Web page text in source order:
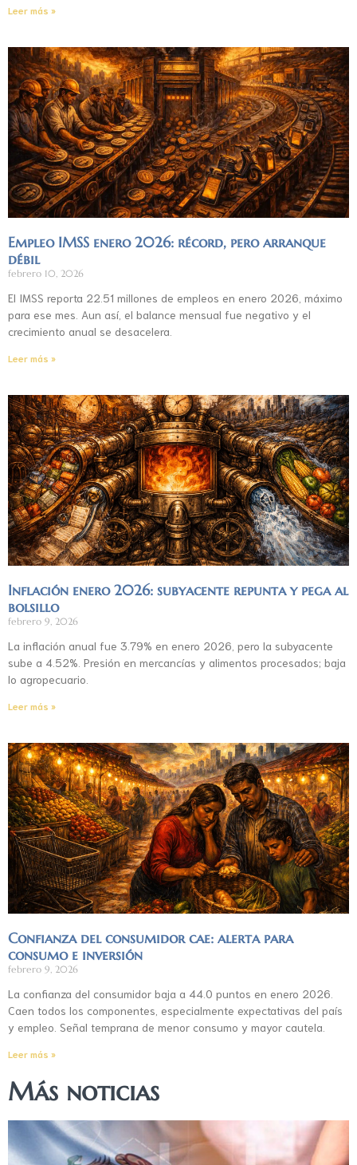
Leer más »
Empleo IMSS enero 2026: récord, pero arranque
débil
febrero 10, 2026
El IMSS reporta 22.51 millones de empleos en enero 2026, máximo
para ese mes. Aun así, el balance mensual fue negativo y el
crecimiento anual se desacelera.
Leer más »
Inflación enero 2026: subyacente repunta y pega al
bolsillo
febrero 9, 2026
La inflación anual fue 3.79% en enero 2026, pero la subyacente
sube a 4.52%. Presión en mercancías y alimentos procesados; baja
lo agropecuario.
Leer más »
Confianza del consumidor cae: alerta para
consumo e inversión
febrero 9, 2026
La confianza del consumidor baja a 44.0 puntos en enero 2026.
Caen todos los componentes, especialmente expectativas del país
y empleo. Señal temprana de menor consumo y mayor cautela.
Leer más »
Más noticias